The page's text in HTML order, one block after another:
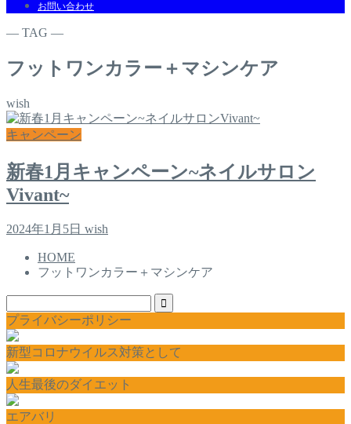
お問い合わせ
― TAG ―
フットワンカラー＋マシンケア
wish
キャンペーン
新春1月キャンペーン~ネイルサロン
Vivant~
2024年1月5日 wish
HOME
フットワンカラー＋マシンケア
プライバシーポリシー
新型コロナウイルス対策として
人生最後のダイエット
エアバリ